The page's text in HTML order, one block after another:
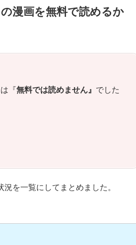
漫画を無料で読めるか
『無料では読めません』 でした
を一覧にしてまとめました。